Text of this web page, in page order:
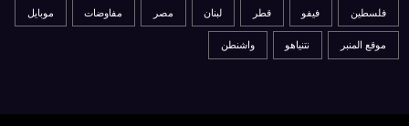
فلسطين فيفو قطر لبنان مصر مفاوضات موبايل
موقع المنبر نتنياهو واشنطن